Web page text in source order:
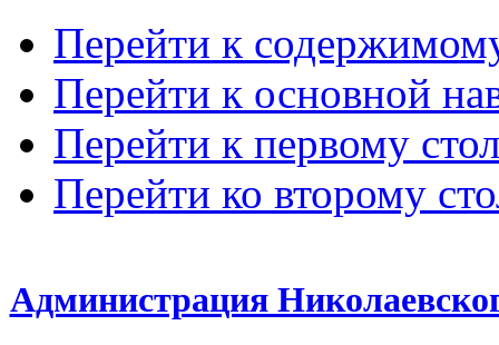
Перейти к
Перейти к основной
Перейти к первому
Перейти ко второму
Администрация